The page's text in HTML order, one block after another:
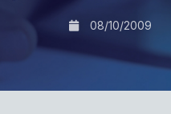
08/10/2009